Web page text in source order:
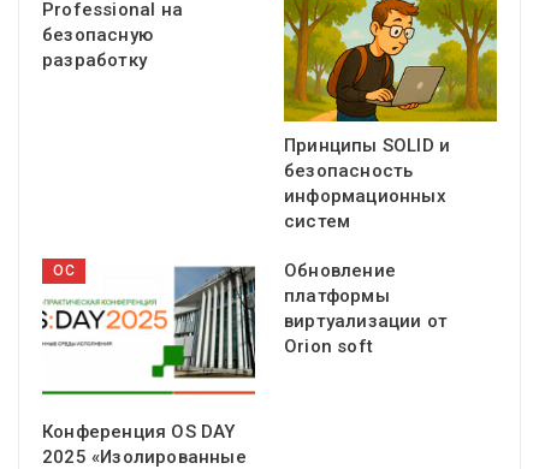
Professional на
безопасную
разработку
Принципы SOLID и
безопасность
информационных
систем
ОС
Конференция OS DAY
2025 «Изолированные
Обновление
платформы
виртуализации от
Orion soft